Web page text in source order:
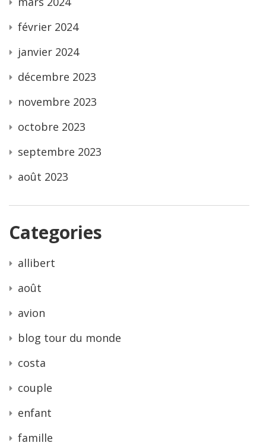
février 2024
janvier 2024
décembre 2023
novembre 2023
octobre 2023
septembre 2023
août 2023
Categories
allibert
août
avion
blog tour du monde
costa
couple
enfant
famille